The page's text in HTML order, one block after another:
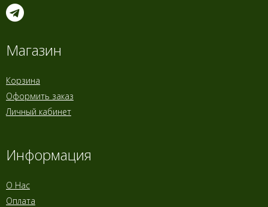
Магазин
Корзина
Оформить заказ
Личный кабинет
Информация
О Нас
Оплата